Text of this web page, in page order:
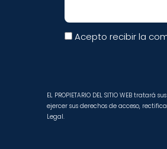
Acepto recibir la
EL PROPIETARIO DEL SITIO WEB
ejercer sus derechos de acceso,
Legal.